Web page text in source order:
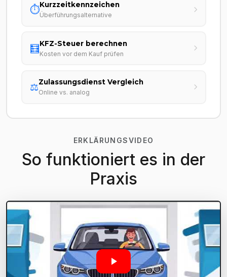
⏱️Kurzzeitkennzeichen
Überführungsalternative
🧮KFZ-Steuer berechnen
Kosten vor dem Kauf prüfen
⚖️Zulassungsdienst Vergleich
Online vs. analog
ERKLÄRUNGSVIDEO
So funktioniert es in der
Praxis